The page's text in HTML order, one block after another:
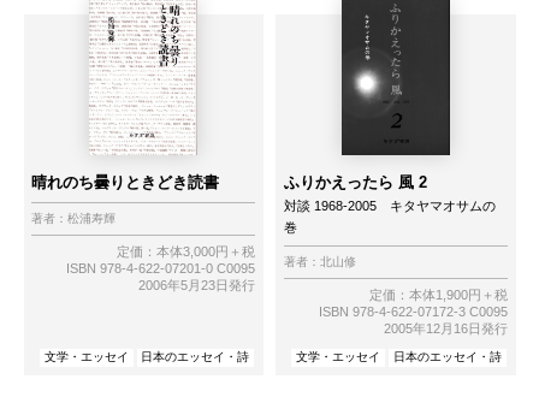
晴れのち曇りときどき読書
著者： 松浦寿輝
定価：本体3,000円＋税
ISBN 978-4-622-07201-0 C0095
2006年5月23日発行
文学・エッセイ 日本のエッセイ・詩
ふりかえったら 風 2
対談 1968-2005 キタヤマオサムの
巻
著者： 北山修
定価：本体1,900円＋税
ISBN 978-4-622-07172-3 C0095
2005年12月16日発行
文学・エッセイ 日本のエッセイ・詩